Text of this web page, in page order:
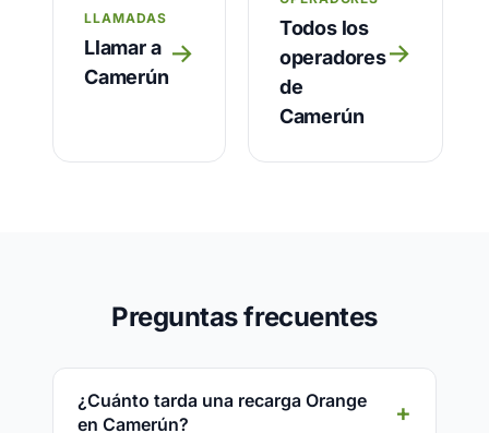
LLAMADAS
Llamar a
Camerún
→
Todos los
operadores
de
Camerún
→
Preguntas frecuentes
¿Cuánto tarda una recarga Orange
en Camerún?